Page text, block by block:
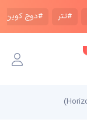
#تتر #دوج کوین